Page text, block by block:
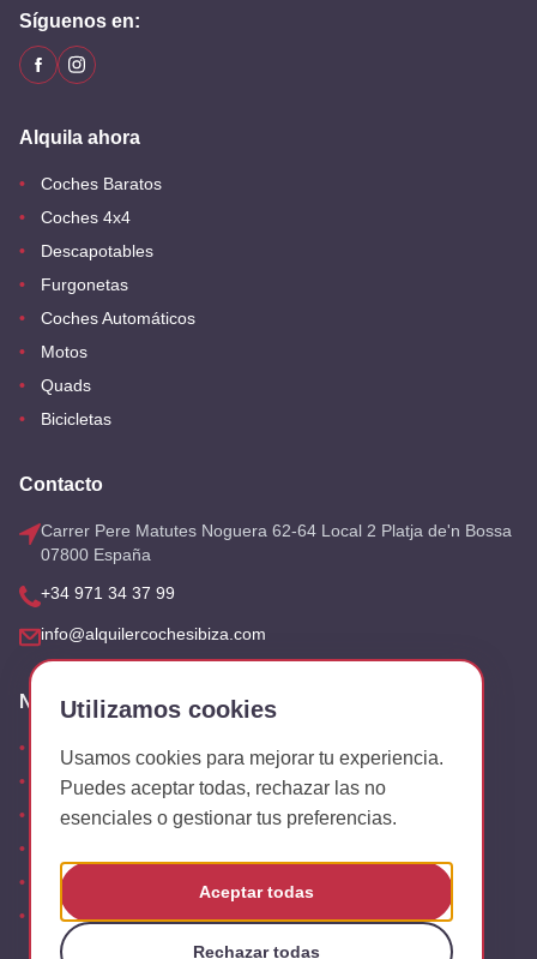
Síguenos en:
Alquila ahora
Coches Baratos
Coches 4x4
Descapotables
Furgonetas
Coches Automáticos
Motos
Quads
Bicicletas
Contacto
Carrer Pere Matutes Noguera 62-64 Local 2 Platja de'n Bossa
07800 España
+34 971 34 37 99
info@alquilercochesibiza.com
Nuestras Oficinas
Aeropuerto
San Antonio
Playa den Bossa
Cala Tarida
Oficinas
Utilizamos cookies
Usamos cookies para mejorar tu experiencia.
Puedes aceptar todas, rechazar las no
esenciales o gestionar tus preferencias.
Aceptar todas
Rechazar todas